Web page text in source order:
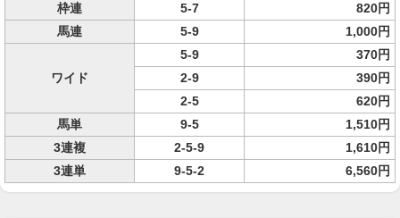
枠連
5-7
820円
馬連
5-9 1,000円
ワイド
5-9
370円
2-9
390円
2-5
620円
馬単
9-5
1,510円
3連複
2-5-9
1,610円
3連単
9-5-2 6,560円